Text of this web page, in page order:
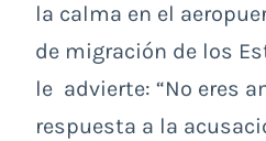
la calma en el
de migración de los
le advierte: “No eres
respuesta a la